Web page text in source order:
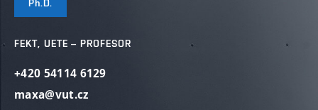
Ph.D.
FEKT, UETE – PROFESOR
+420 54114 6129
maxa@vut.cz